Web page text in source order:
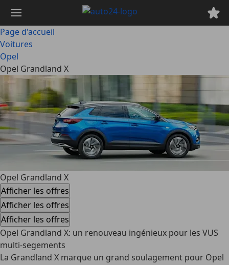
contenu
principal
Page d'accueil
Voitures
Opel
Opel Grandland X
Opel Grandland X
Afficher les offres
Afficher les offres
Afficher les offres
Opel Grandland X: un renouveau ingénieux pour les VUS
multi-segements
La Grandland X marque un grand soulagement pour Opel